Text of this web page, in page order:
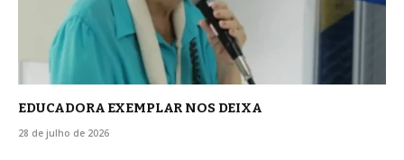
EDUCADORA EXEMPLAR NOS DEIXA
28 de julho de 2026